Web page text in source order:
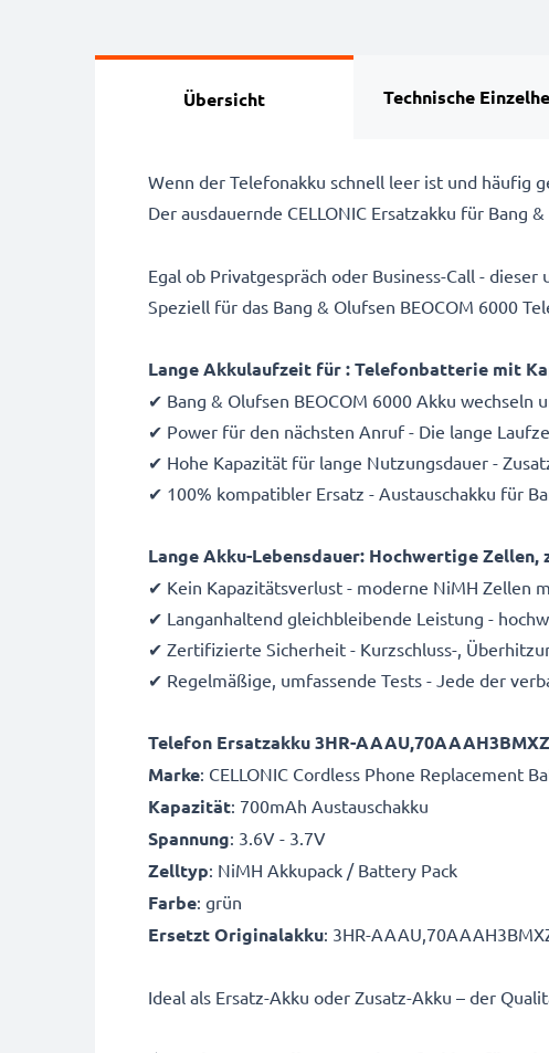
Übersicht Technische
Wenn der Telefonakku schnell leer ist und häufig
Der ausdauernde CELLONIC Ersatzakku für
Egal ob Privatgespräch oder Business-Call -
Speziell für das Bang & Olufsen BEOCOM 6000
Lange Akkulaufzeit für : Telefonbatterie mit
✔ Bang & Olufsen BEOCOM 6000 Akku wechseln
✔ Power für den nächsten Anruf - Die lange
✔ Hohe Kapazität für lange Nutzungsdauer -
✔ 100% kompatibler Ersatz - Austauschakku für
Lange Akku-Lebensdauer: Hochwertige
✔ Kein Kapazitätsverlust - moderne NiMH Zellen
✔ Langanhaltend gleichbleibende Leistung -
✔ Zertifizierte Sicherheit - Kurzschluss-,
✔ Regelmäßige, umfassende Tests - Jede der
Telefon Ersatzakku 3HR-
Marke: CELLONIC Cordless Phone Replacement
Kapazität: 700mAh Austauschakku
Spannung: 3.6V - 3.7V
Zelltyp: NiMH Akkupack / Battery Pack
Farbe: grün
Ersetzt Originalakku: 3HR-
Ideal als Ersatz-Akku oder Zusatz-Akku – der